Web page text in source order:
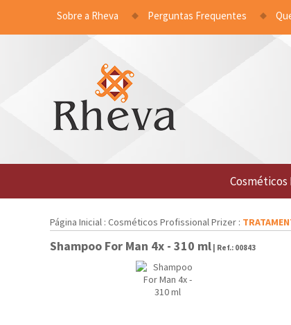
Sobre a Rheva Perguntas Frequentes
Cosméticos
Página Inicial : Cosméticos Profissional Prizer :
Shampoo For Man 4x - 310 ml | Ref.: 00843